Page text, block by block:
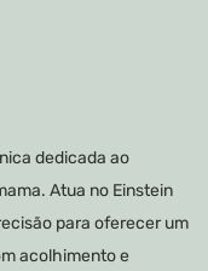
dedicada ao
Atua no Einstein
para oferecer um
acolhimento e